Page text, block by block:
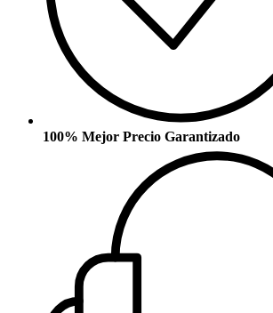
100% Mejor Precio Garantizado